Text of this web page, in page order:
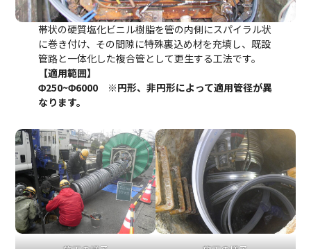
帯状の硬質塩化ビニル樹脂を管の内側にスパイラル状
に巻き付け、その間隙に特殊裏込め材を充填し、既設
管路と一体化した複合管として更生する工法です。
【適用範囲】
Φ250~Φ6000
※円形、非円形によって適用管径が異
なります。